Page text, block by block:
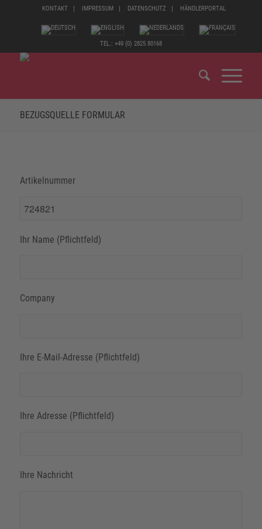
KONTAKT IMPRESSUM DATENSCHUTZ HÄNDLERPORTAL
TEL.: +49 (0) 2825 80168
BEZUGSQUELLE FORMULAR
Artikelnummer
Ihr Name (Pflichtfeld)
Company
Ihre E-Mail-Adresse (Pflichtfeld)
Ihre Adresse (Pflichtfeld)
Ihre Nachricht